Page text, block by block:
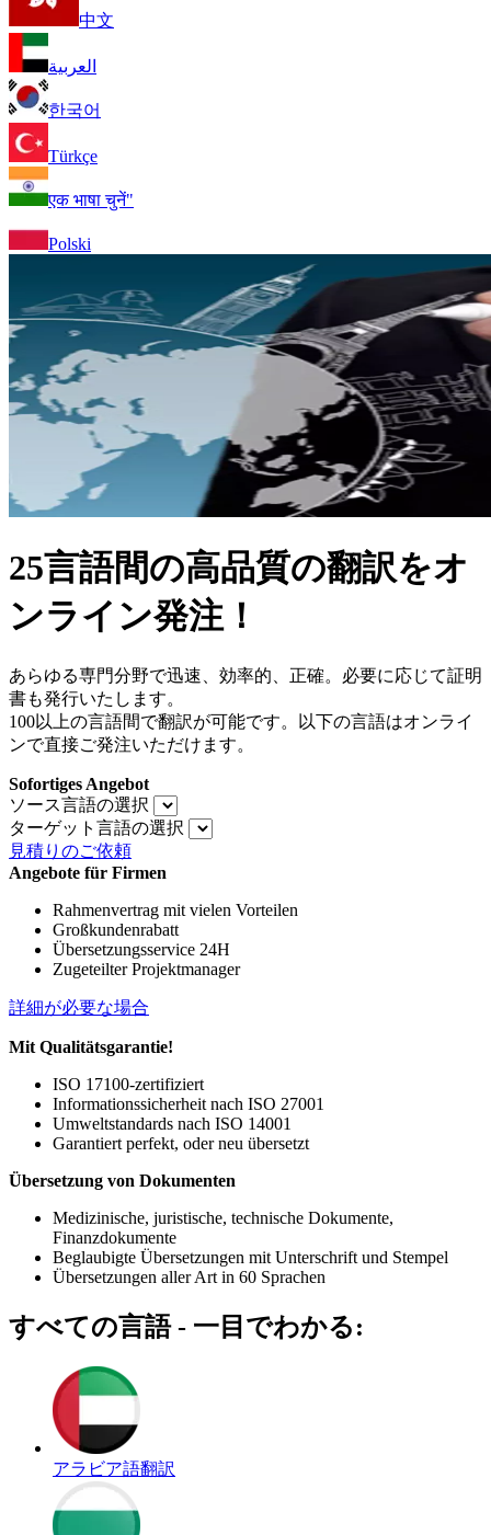
中文
العربية
한국어
Türkçe
एक भाषा चुनें"
Polski
25言語間の高品質の翻訳をオ
ンライン発注！
あらゆる専門分野で迅速、効率的、正確。必要に応じて証明
書も発行いたします。
100以上の言語間で翻訳が可能です。以下の言語はオンライ
ンで直接ご発注いただけます。
Sofortiges Angebot
ソース言語の選択
ターゲット言語の選択
見積りのご依頼
Angebote für Firmen
Rahmenvertrag mit vielen Vorteilen
Großkundenrabatt
Übersetzungsservice 24H
Zugeteilter Projektmanager
詳細が必要な場合
Mit Qualitätsgarantie!
ISO 17100-zertifiziert
Informationssicherheit nach ISO 27001
Umweltstandards nach ISO 14001
Garantiert perfekt, oder neu übersetzt
Übersetzung von Dokumenten
Medizinische, juristische, technische Dokumente,
Finanzdokumente
Beglaubigte Übersetzungen mit Unterschrift und Stempel
Übersetzungen aller Art in 60 Sprachen
すべての言語 - 一目でわかる:
アラビア語翻訳